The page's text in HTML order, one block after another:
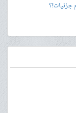
جزئیات!؟